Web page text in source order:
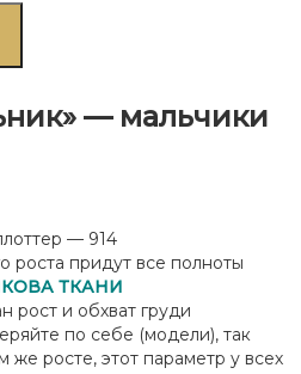
— мальчики
— 914
роста придут все полноты
ТКАНИ
рост и обхват груди
по себе (модели), так
же росте, этот параметр у всех